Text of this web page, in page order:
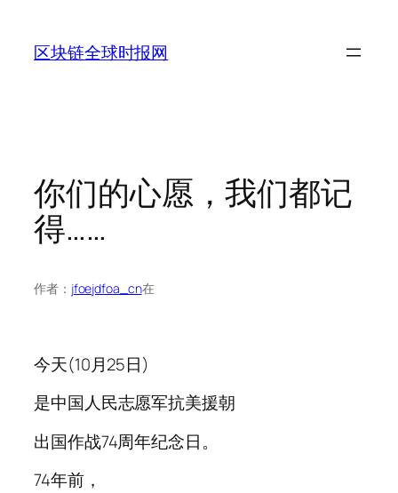
区块链全球时报网
你们的心愿，我们都记
得……
作者： jfoejdfoa_cn在
今天(10月25日)
是中国人民志愿军抗美援朝
出国作战74周年纪念日。
74年前，